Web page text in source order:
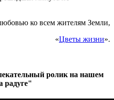
ко всем жителям Земли,
«Цветы жизни».
ролик на нашем
радуге"